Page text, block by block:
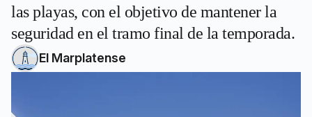
las playas, con el objetivo de mantener la
seguridad en el tramo final de la temporada.
El Marplatense